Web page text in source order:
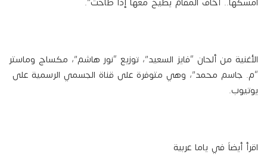
الأغنية من ألحان “فايز السعيد”، توزيع “نور هاشم”، مكساج وماستر
“م. جاسم محمد”، وهي متوفرة على قناة الجسمي الرسمية على
يوتيوب.
اقرأ أيضاً في ياما عربية